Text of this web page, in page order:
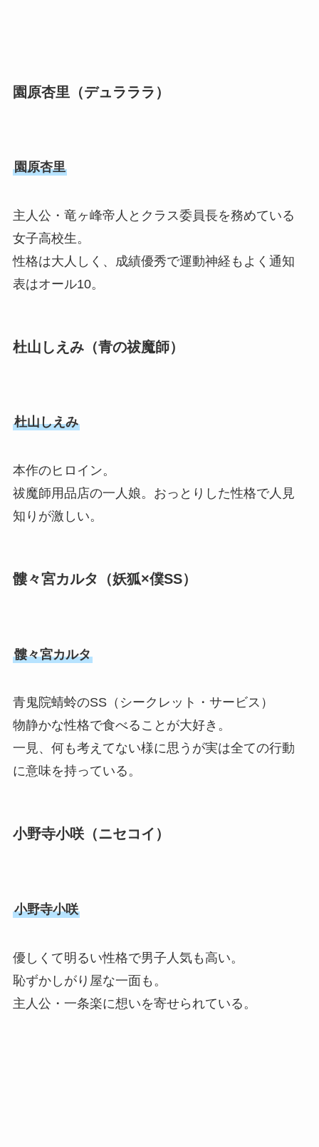
園原杏里（デュラララ）
園原杏里
主人公・竜ヶ峰帝人とクラス委員長を務めている
女子高校生。
性格は大人しく、成績優秀で運動神経もよく通知
表はオール10。
杜山しえみ（青の祓魔師）
杜山しえみ
本作のヒロイン。
祓魔師用品店の一人娘。おっとりした性格で人見
知りが激しい。
髏々宮カルタ（妖狐×僕SS）
髏々宮カルタ
青鬼院蜻蛉のSS（シークレット・サービス）
物静かな性格で食べることが大好き。
一見、何も考えてない様に思うが実は全ての行動
に意味を持っている。
小野寺小咲（ニセコイ）
小野寺小咲
優しくて明るい性格で男子人気も高い。
恥ずかしがり屋な一面も。
主人公・一条楽に想いを寄せられている。